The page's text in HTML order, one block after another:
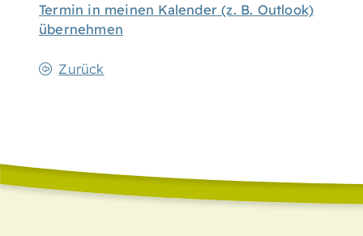
Termin in meinen Kalender (z. B. Outlook)
übernehmen
Zurück